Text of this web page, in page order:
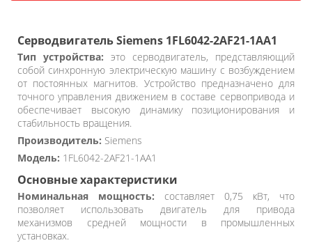
Серводвигатель Siemens 1FL6042-2AF21-1AA1
Тип устройства: это серводвигатель, представляющий
собой синхронную электрическую машину с возбуждением
от постоянных магнитов. Устройство предназначено для
точного управления движением в составе сервопривода и
обеспечивает высокую динамику позиционирования и
стабильность вращения.
Производитель: Siemens
Модель: 1FL6042-2AF21-1AA1
Основные характеристики
Номинальная мощность: составляет 0,75 кВт, что
позволяет использовать двигатель для привода
механизмов средней мощности в промышленных
установках.